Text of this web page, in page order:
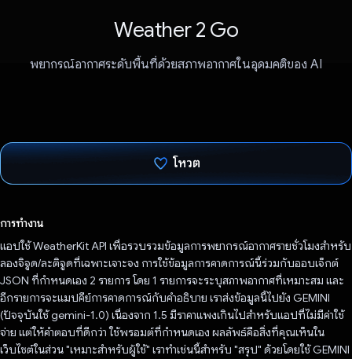
Weather 2 Go
พยากรณ์อากาศระดับพื้นที่ด้วยสภาพอากาศในอุดมคติของ AI
โหวต
การทำงาน
แอปใช้ WeatherKit API เพื่อรวบรวมข้อมูลการพยากรณ์อากาศรายชั่วโมงสำหรับ
ลองจิจูด/ละติจูดที่เฉพาะเจาะจง การใช้ข้อมูลการคาดการณ์นี้ร่วมกับออบเจ็กต์
JSON ที่กําหนดเอง 2 รายการ โดย 1 รายการจะระบุสภาพอากาศที่เหมาะสม และ
อีกรายการจะแมปคีย์การคาดการณ์กับคําอธิบาย เราส่งข้อมูลนี้ไปยัง GEMINI
(ปัจจุบันใช้ gemini-1.0) เนื่องจาก 1.5 มีราคาแพงเกินไปสำหรับแอปที่ไม่มีค่าใช้
จ่าย แต่ให้คำตอบที่ดีกว่า ใช้พรอมต์ที่กำหนดเอง ผลลัพธ์คือสิ่งที่คุณเห็นใน
เว็บไซต์ในส่วน "เหมาะสําหรับผู้ใช้" เราทําเช่นนี้สําหรับ "สรุป" ด้วยโดยใช้ GEMINI